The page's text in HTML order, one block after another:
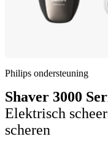
Philips ondersteuning
Shaver 3000
Elektrisch
scheren